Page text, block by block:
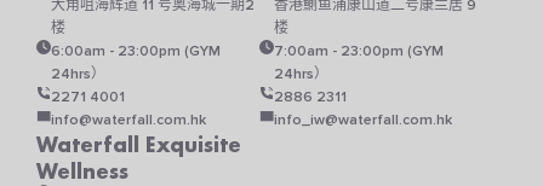
大角咀海辉道 11 号奥海城一期2
楼
6:00am - 23:00pm (GYM
24hrs）
2271 4001
info@waterfall.com.hk
香港鰂鱼涌康山道二号康兰居 9
楼
7:00am - 23:00pm (GYM
24hrs）
2886 2311
info_iw@waterfall.com.hk
Waterfall Exquisite
Wellness